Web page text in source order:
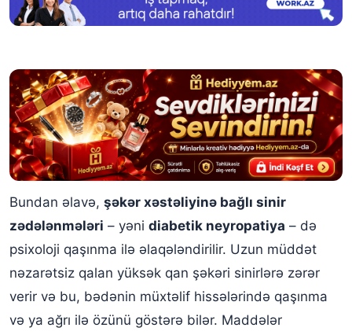
Bundan əlavə, şəkər xəstəliyinə bağlı sinir
zədələnmələri – yəni diabetik neyropatiya – də
psixoloji qaşınma ilə əlaqələndirilir. Uzun müddət
nəzarətsiz qalan yüksək qan şəkəri sinirlərə zərər
verir və bu, bədənin müxtəlif hissələrində qaşınma
və ya ağrı ilə özünü göstərə bilər. Maddələr